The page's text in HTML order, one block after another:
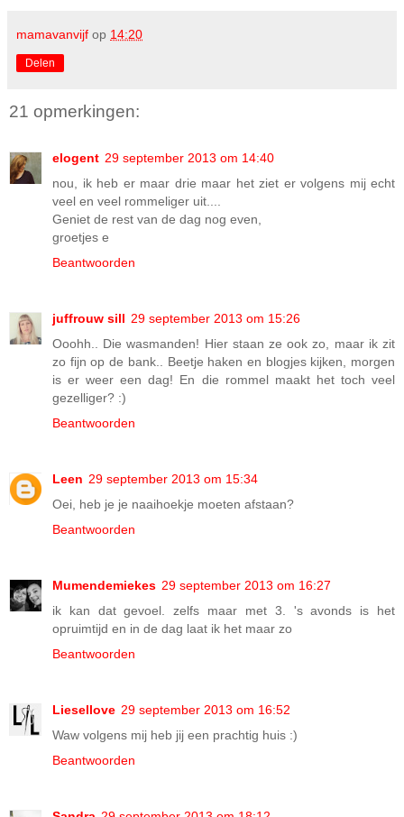
mamavanvijf op 14:20
Delen
21 opmerkingen:
elogent 29 september 2013 om 14:40
nou, ik heb er maar drie maar het ziet er volgens mij echt
veel en veel rommeliger uit....
Geniet de rest van de dag nog even,
groetjes e
Beantwoorden
juffrouw sill 29 september 2013 om 15:26
Ooohh.. Die wasmanden! Hier staan ze ook zo, maar ik zit
zo fijn op de bank.. Beetje haken en blogjes kijken, morgen
is er weer een dag! En die rommel maakt het toch veel
gezelliger? :)
Beantwoorden
Leen 29 september 2013 om 15:34
Oei, heb je je naaihoekje moeten afstaan?
Beantwoorden
Mumendemiekes 29 september 2013 om 16:27
ik kan dat gevoel. zelfs maar met 3. 's avonds is het
opruimtijd en in de dag laat ik het maar zo
Beantwoorden
Liesellove 29 september 2013 om 16:52
Waw volgens mij heb jij een prachtig huis :)
Beantwoorden